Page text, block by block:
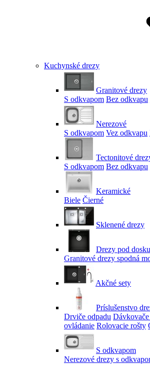
Kuchynské drezy
Granitové drezy
S odkvapom Bez odkvapu
Nerezové
S odkvapom Vez odkvapu
Tectonitové
S odkvapom Bez odkvapu
Keramické
Biele Čierné
Sklenené drezy
Drezy pod dosku
Granitové drezy spodná
Akčné sety
Príslušenstvo
Drviče odpadu Dávkovače
ovládanie Rolovacie rošty
S odkvapom
Nerezové drezy s